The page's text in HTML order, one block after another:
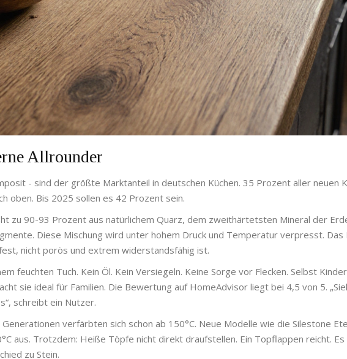
Allrounder
- sind der größte Marktanteil in deutschen Küchen. 35 Prozent aller neuen
oben. Bis 2025 sollen es 42 Prozent sein.
zu 90-93 Prozent aus natürlichem Quarz, dem zweithärtetsten Mineral der
Diese Mischung wird unter hohem Druck und Temperatur verpresst. Das
nicht porös und extrem widerstandsfähig ist.
feuchten Tuch. Kein Öl. Kein Versiegeln. Keine Sorge vor Flecken. Selbst
sie ideal für Familien. Die Bewertung auf HomeAdvisor liegt bei 4,5 von 5.
schreibt ein Nutzer.
verfärbten sich schon ab 150°C. Neue Modelle wie die Silestone
aus. Trotzdem: Heiße Töpfe nicht direkt draufstellen. Ein Topflappen reicht. Es
zu Stein.